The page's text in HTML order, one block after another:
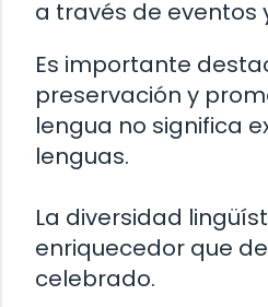
a través de eventos
Es importante
preservación y
lengua no significa
lenguas.
La diversidad
enriquecedor que
celebrado.